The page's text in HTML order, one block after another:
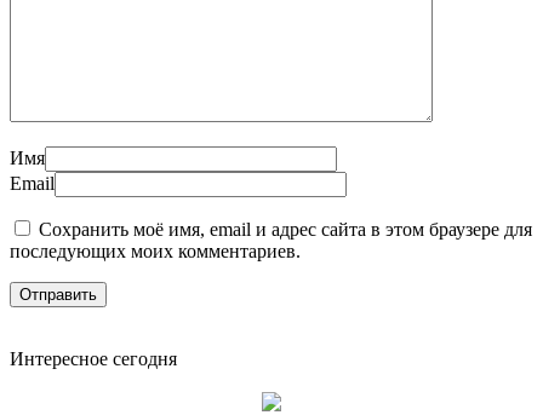
Имя
Email
Сохранить моё имя, email и адрес сайта в этом браузере для
последующих моих комментариев.
Интересное сегодня